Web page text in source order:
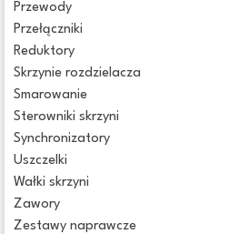
Przewody
Przełączniki
Reduktory
Skrzynie rozdzielacza
Smarowanie
Sterowniki skrzyni
Synchronizatory
Uszczelki
Wałki skrzyni
Zawory
Zestawy naprawcze